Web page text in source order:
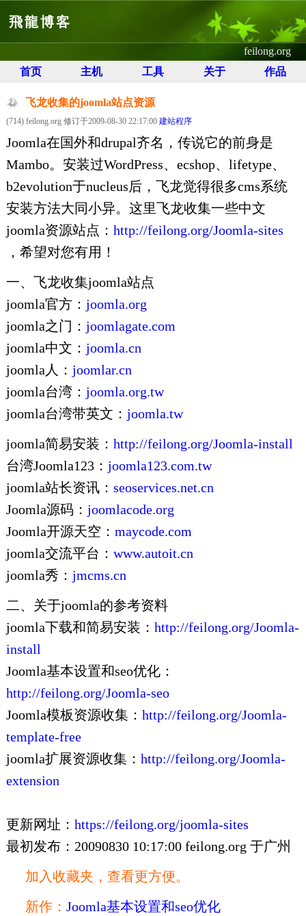
飛龍博客
feilong.org
首页
主机 工具 关于 作品
飞龙收集的joomla站点资源
(714) feilong.org 修订于2009-08-30 22:17:00 建站程序
Joomla在国外和drupal齐名，传说它的前身是
Mambo。安装过WordPress、ecshop、lifetype、
b2evolution于nucleus后，飞龙觉得很多cms系统
安装方法大同小异。这里飞龙收集一些中文
joomla资源站点： http://feilong.org/Joomla-sites
，希望对您有用！
一、飞龙收集joomla站点
joomla官方： joomla.org
joomla之门： joomlagate.com
joomla中文： joomla.cn
joomla人： joomlar.cn
joomla台湾： joomla.org.tw
joomla台湾带英文： joomla.tw
joomla简易安装： http://feilong.org/Joomla-install
台湾Joomla123： joomla123.com.tw
joomla站长资讯： seoservices.net.cn
Joomla源码： joomlacode.org
Joomla开源天空： maycode.com
joomla交流平台： www.autoit.cn
joomla秀： jmcms.cn
二、关于joomla的参考资料
joomla下载和简易安装： http://feilong.org/Joomla-
install
Joomla基本设置和seo优化：
http://feilong.org/Joomla-seo
Joomla模板资源收集： http://feilong.org/Joomla-
template-free
joomla扩展资源收集： http://feilong.org/Joomla-
extension
更新网址： https://feilong.org/joomla-sites
最初发布：20090830 10:17:00 feilong.org 于广州
加入收藏夹，查看更方便。
新作： Joomla基本设置和seo优化